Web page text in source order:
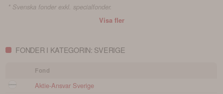
* Svenska fonder exkl. specialfonder.
Visa fler
FONDER I KATEGORIN: SVERIGE
Fond
Aktie-Ansvar Sverige